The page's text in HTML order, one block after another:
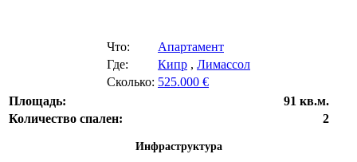
Что:
Апартамент
Где:
Кипр , Лимассол
Сколько: 525.000 €
Площадь:
91 кв.м.
Количество спален:
2
Инфраструктура